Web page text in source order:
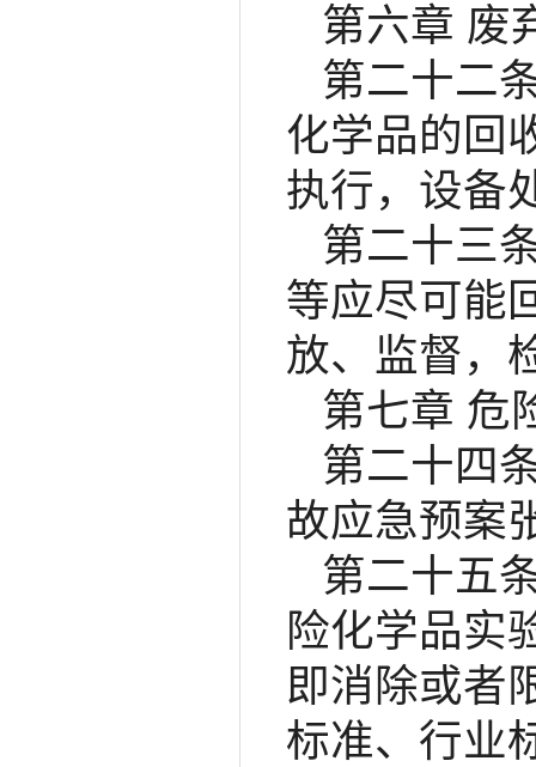
第六章 废
第二十二
化学品的回
执行，设备
第二十三
等应尽可能
放、监督，
第七章 危
第二十四
故应急预案
第二十五
险化学品实
即消除或者
标准、行业